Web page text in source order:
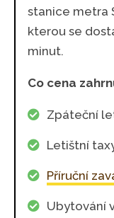
stanice metra
kterou se
minut.
Co cena
Zpáteční
Letištní
Příruční
Ubytování